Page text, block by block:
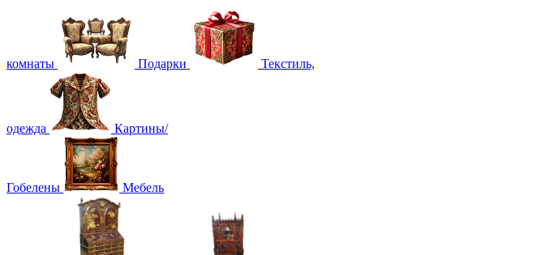
комнаты Подарки Текстиль,
одежда Картины/
Гобелены Мебель